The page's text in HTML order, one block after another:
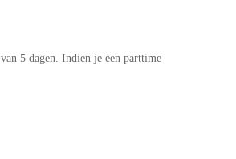
5 dagen. Indien je een parttime